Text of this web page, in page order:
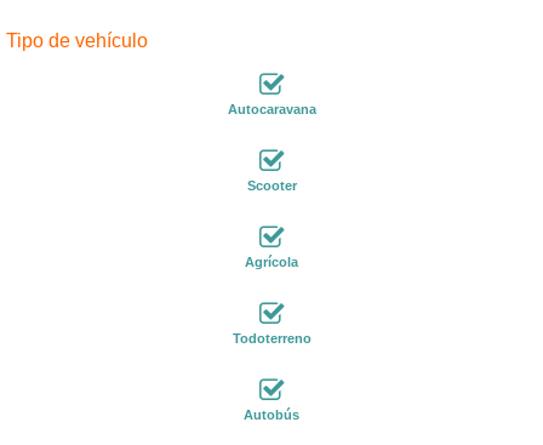
Tipo de vehículo
Autocaravana
Scooter
Agrícola
Todoterreno
Autobús